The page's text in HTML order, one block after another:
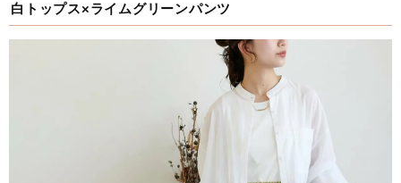
白トップス×ライムグリーンパンツ